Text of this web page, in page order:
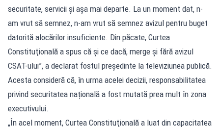
securitate, servicii şi aşa mai departe. La un moment dat, n-
am vrut să semnez, n-am vrut să semnez avizul pentru buget
datorită alocărilor insuficiente. Din păcate, Curtea
Constituţională a spus că şi ce dacă, merge şi fără avizul
CSAT-ului”, a declarat fostul președinte la televiziunea publică.
Acesta consideră că, în urma acelei decizii, responsabilitatea
privind securitatea națională a fost mutată prea mult în zona
executivului.
„În acel moment, Curtea Constituţională a luat din capacitatea